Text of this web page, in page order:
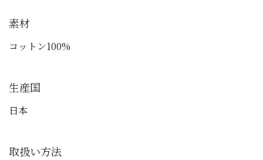
素材
コットン100%
生産国
日本
取扱い方法